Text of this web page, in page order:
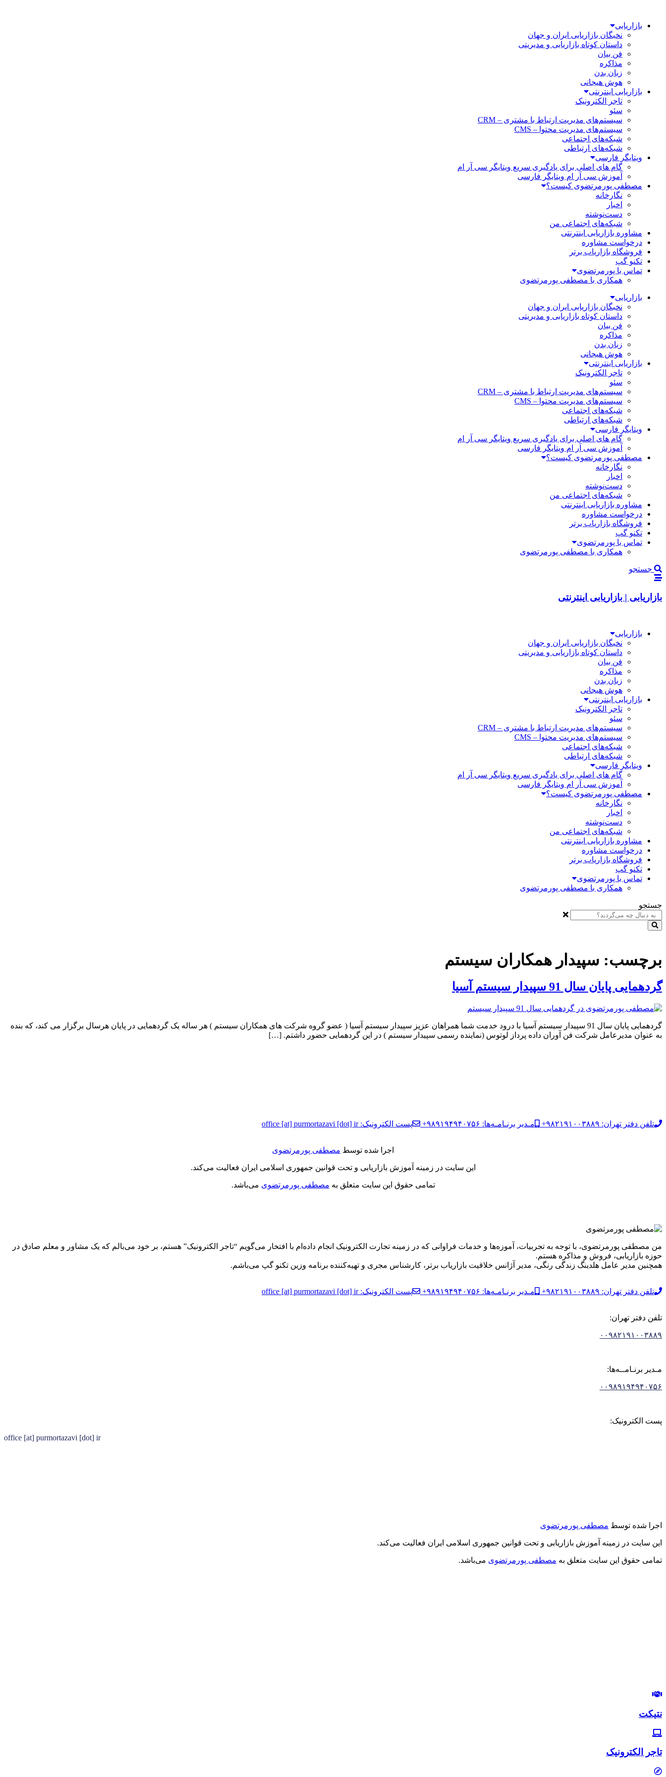
بازاریابی
نخبگان بازاریابی ایران و جهان
داستان کوتاه بازاریابی و مدیریتی
فن بیان
مذاکره
زبان بدن
هوش هیجانی
بازاریابی اینترنتی
تاجر الکترونیک
سئو
سیستم‌های مدیریت ارتباط با مشتری – CRM
سیستم‌های مدیریت محتوا – CMS
شبکه‌های اجتماعی
شبکه‌های ارتباطی
ویتایگر فارسی
گام های اصلی برای یادگیری سریع ویتایگر سی آر ام
آموزش سی آر ام ویتایگر فارسی
مصطفی پورمرتضوی کیست؟
نگارخانه
اخبار
دست‌نوشته
شبکه‌های اجتماعی من
مشاوره بازاریابی اینترنتی
درخواست مشاوره
فروشگاه بازاریاب برتر
تکنو گپ
تماس با پورمرتضوی
همکاری با مصطفی پورمرتضوی
بازاریابی
نخبگان بازاریابی ایران و جهان
داستان کوتاه بازاریابی و مدیریتی
فن بیان
مذاکره
زبان بدن
هوش هیجانی
بازاریابی اینترنتی
تاجر الکترونیک
سئو
سیستم‌های مدیریت ارتباط با مشتری – CRM
سیستم‌های مدیریت محتوا – CMS
شبکه‌های اجتماعی
شبکه‌های ارتباطی
ویتایگر فارسی
گام های اصلی برای یادگیری سریع ویتایگر سی آر ام
آموزش سی آر ام ویتایگر فارسی
مصطفی پورمرتضوی کیست؟
نگارخانه
اخبار
دست‌نوشته
شبکه‌های اجتماعی من
مشاوره بازاریابی اینترنتی
درخواست مشاوره
فروشگاه بازاریاب برتر
تکنو گپ
تماس با پورمرتضوی
همکاری با مصطفی پورمرتضوی
جستجو
بازاریابی | بازاریابی اینترنتی
بازاریابی
نخبگان بازاریابی ایران و جهان
داستان کوتاه بازاریابی و مدیریتی
فن بیان
مذاکره
زبان بدن
هوش هیجانی
بازاریابی اینترنتی
تاجر الکترونیک
سئو
سیستم‌های مدیریت ارتباط با مشتری – CRM
سیستم‌های مدیریت محتوا – CMS
شبکه‌های اجتماعی
شبکه‌های ارتباطی
ویتایگر فارسی
گام های اصلی برای یادگیری سریع ویتایگر سی آر ام
آموزش سی آر ام ویتایگر فارسی
مصطفی پورمرتضوی کیست؟
نگارخانه
اخبار
دست‌نوشته
شبکه‌های اجتماعی من
مشاوره بازاریابی اینترنتی
درخواست مشاوره
فروشگاه بازاریاب برتر
تکنو گپ
تماس با پورمرتضوی
همکاری با مصطفی پورمرتضوی
جستجو
برچسب: سپیدار همکاران سیستم
گردهمایی پایان سال 91 سپیدار سیستم آسیا
گردهمایی پایان سال 91 سپیدار سیستم آسیا با درود خدمت شما همراهان عزیز سپیدار سیستم آسیا ( عضو گروه شرکت های همکاران سیستم ) هر ساله یک گردهمایی در پایان هرسال برگزار می کند، که بنده
به عنوان مدیرعامل شرکت فن آوران داده پرداز لوتوس (نماینده رسمی سپیدار سیستم ) در این گردهمایی حضور داشتم. […]
تلفن دفتر تهران: ۹۸۲۱۹۱۰۰۳۸۸۹+ مـدیر برنـامـه‌ها: ۹۸۹۱۹۴۹۴۰۷۵۶+ پست الکترونیک: office [at] purmortazavi [dot] ir
اجرا شده توسط مصطفی پورمرتضوی
این سایت در زمینه آموزش بازاریابی و تحت قوانین جمهوری اسلامی ایران فعالیت می‌کند.
تمامی حقوق این سایت متعلق به مصطفی پورمرتضوی می‌باشد.
من مصطفی پورمرتضوی، با توجه به تجربیات، آموزه‌ها و خدمات فراوانی که در زمینه تجارت الکترونیک انجام داده‌ام با افتخار می‌گویم “تاجر الکترونیک” هستم، بر خود می‌بالم که یک مشاور و معلم صادق در
حوزه بازاریابی، فروش و مذاکره هستم.
همچنین مدیر عامل هلدینگ زندگی رنگی، مدیر آژانس خلاقیت بازاریاب برتر، کارشناس مجری و تهیه‌کننده برنامه وزین تکنو گپ می‌باشم.
تلفن دفتر تهران: ۹۸۲۱۹۱۰۰۳۸۸۹+ مـدیر برنـامـه‌ها: ۹۸۹۱۹۴۹۴۰۷۵۶+ پست الکترونیک: office [at] purmortazavi [dot] ir
تلفن دفتر تهران:
۰۰۹۸۲۱۹۱۰۰۳۸۸۹
مـدیر برنـامــه‌ها:
۰۰۹۸۹۱۹۴۹۴۰۷۵۶
پست الکترونیک:
office [at] purmortazavi [dot] ir
اجرا شده توسط مصطفی پورمرتضوی
این سایت در زمینه آموزش بازاریابی و تحت قوانین جمهوری اسلامی ایران فعالیت می‌کند.
تمامی حقوق این سایت متعلق به مصطفی پورمرتضوی می‌باشد.
نتیکت
تاجر الکترونیک